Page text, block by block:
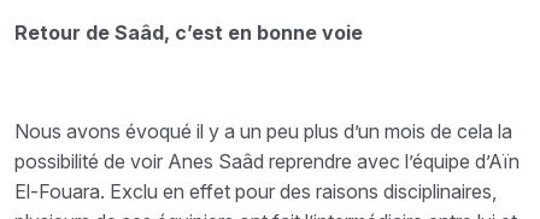
Retour de Saâd, c’est en bonne voie
Nous avons évoqué il y a un peu plus d’un mois de cela la
possibilité de voir Anes Saâd reprendre avec l’équipe d’Aïn
El-Fouara. Exclu en effet pour des raisons disciplinaires,